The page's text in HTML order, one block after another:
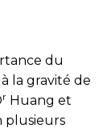
du
la gravité de
r Huang et
plusieurs